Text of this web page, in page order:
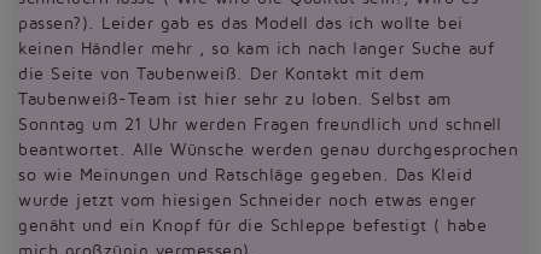
passen?). Leider gab es das Modell das ich wollte bei
keinen Händler mehr , so kam ich nach langer Suche auf
die Seite von Taubenweiß. Der Kontakt mit dem
Taubenweiß-Team ist hier sehr zu loben. Selbst am
Sonntag um 21 Uhr werden Fragen freundlich und schnell
beantwortet. Alle Wünsche werden genau durchgesprochen
so wie Meinungen und Ratschläge gegeben. Das Kleid
wurde jetzt vom hiesigen Schneider noch etwas enger
genäht und ein Knopf für die Schleppe befestigt ( habe